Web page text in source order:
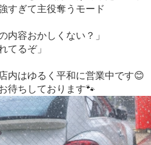
すぎて主役奪うモード
内容おかしくない？」
てるぞ」
内はゆるく平和に営業中です😊
待ちしております🐾